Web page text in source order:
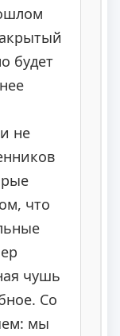
будет
не
что
чушь
Со
мы